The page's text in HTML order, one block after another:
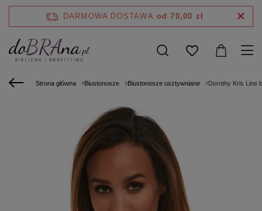
DARMOWA DOSTAWA od 70,00 zł
Strona główna Biustonosze Biustonosze usztywniane Dorothy Kris Line